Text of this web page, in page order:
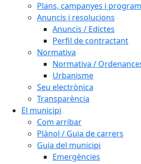
Plans, campanyes i
Anuncis i resolucions
Anuncis / Edictes
Perfil de contractant
Normativa
Normativa /
Urbanisme
Seu electrònica
Transparència
El municipi
Com arribar
Plànol / Guia de carrers
Guia del municipi
Emergències